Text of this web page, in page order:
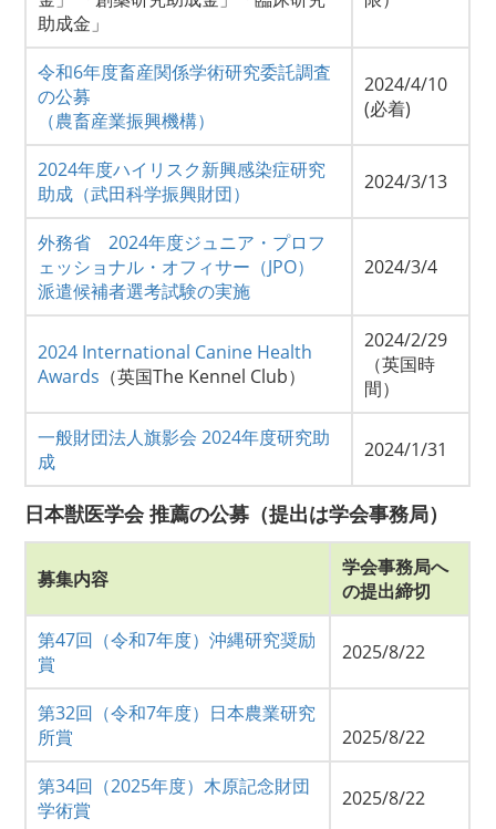
助成金」
令和6年度畜産関係学術研究委託調査
の公募
（農畜産業振興機構）
2024/4/10
(必着)
2024年度ハイリスク新興感染症研究
助成（武田科学振興財団）
2024/3/13
外務省 2024年度ジュニア・プロフ
ェッショナル・オフィサー（JPO）
派遣候補者選考試験の実施
2024/3/4
2024 International Canine Health
Awards （英国The Kennel Club）
2024/2/29
（英国時
間）
一般財団法人旗影会 2024年度研究助
成
2024/1/31
日本獣医学会 推薦の公募（提出は学会事務局）
募集内容
学会事務局へ
の提出締切
第47回（令和7年度）沖縄研究奨励
賞
2025/8/22
第32回（令和7年度）日本農業研究
所賞
2025/8/22
第34回（2025年度）木原記念財団
学術賞
2025/8/22